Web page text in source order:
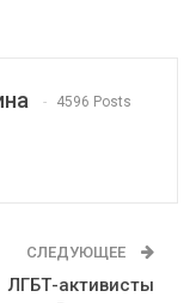
4596 Posts
СЛЕДУЮЩЕЕ
ЛГБТ-активисты